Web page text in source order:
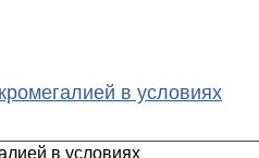
в условиях